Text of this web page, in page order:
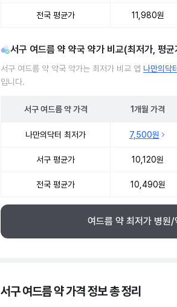
전국 평균가 11,980원
서구 여드름 약 약국 약가 비교(최저가, 평균
서구 여드름 약 약국 약가는 최저가 비교 앱 나만의닥터
입니다.
서구 여드름 약가격 1개월 가격
나만의닥터 최저가 7,500원
서구 평균가 10,120원
전국 평균가 10,490원
여드름 약 최저가 병원/
서구 여드름 약 가격 정보 총 정리